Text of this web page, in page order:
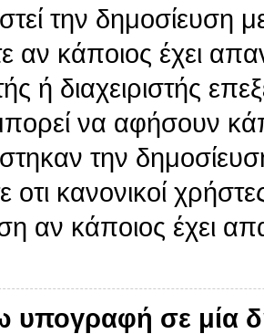
την δημοσίευση
αν κάποιος έχει
ή διαχειριστής
να αφήσουν
την
οτι κανονικοί
αν κάποιος έχει
υπογραφή σε μία